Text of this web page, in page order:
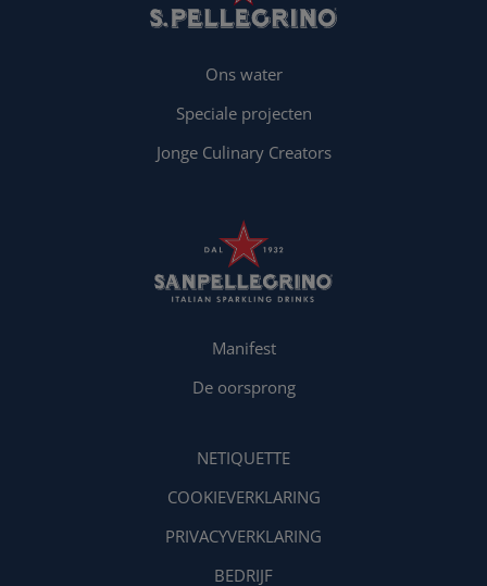
Ons water
Speciale projecten
Jonge Culinary Creators
Manifest
De oorsprong
NETIQUETTE
COOKIEVERKLARING
PRIVACYVERKLARING
BEDRIJF